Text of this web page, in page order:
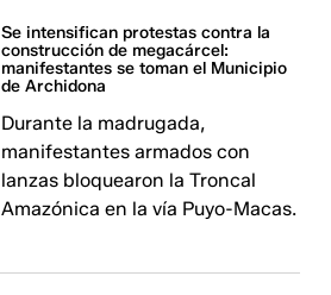
Se intensifican protestas contra la
construcción de megacárcel:
manifestantes se toman el Municipio
de Archidona
Durante la madrugada,
manifestantes armados con
lanzas bloquearon la Troncal
Amazónica en la vía Puyo-Macas.